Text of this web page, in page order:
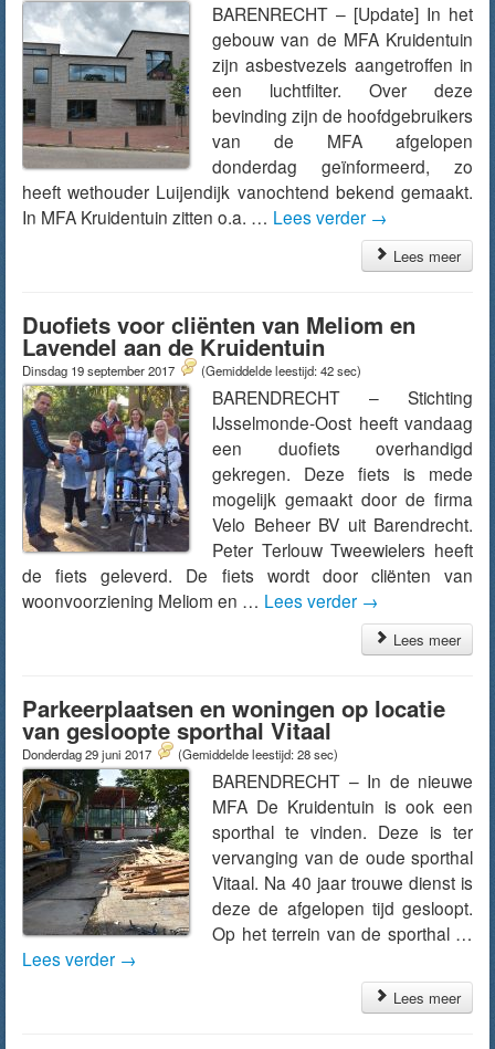
BARENRECHT – [Update] In het
gebouw van de MFA Kruidentuin
zijn asbestvezels aangetroffen in
een luchtfilter. Over deze
bevinding zijn de hoofdgebruikers
van de MFA afgelopen
donderdag geïnformeerd, zo
heeft wethouder Luijendijk vanochtend bekend gemaakt.
In MFA Kruidentuin zitten o.a. … Lees verder →
Lees meer
Duofiets voor cliënten van Meliom en
Lavendel aan de Kruidentuin
Dinsdag 19 september 2017 (Gemiddelde leestijd: 42 sec)
BARENDRECHT – Stichting
IJsselmonde-Oost heeft vandaag
een duofiets overhandigd
gekregen. Deze fiets is mede
mogelijk gemaakt door de firma
Velo Beheer BV uit Barendrecht.
Peter Terlouw Tweewielers heeft
de fiets geleverd. De fiets wordt door cliënten van
woonvoorziening Meliom en … Lees verder →
Lees meer
Parkeerplaatsen en woningen op locatie
van gesloopte sporthal Vitaal
Donderdag 29 juni 2017 (Gemiddelde leestijd: 28 sec)
BARENDRECHT – In de nieuwe
MFA De Kruidentuin is ook een
sporthal te vinden. Deze is ter
vervanging van de oude sporthal
Vitaal. Na 40 jaar trouwe dienst is
deze de afgelopen tijd gesloopt.
Op het terrein van de sporthal …
Lees verder →
Lees meer